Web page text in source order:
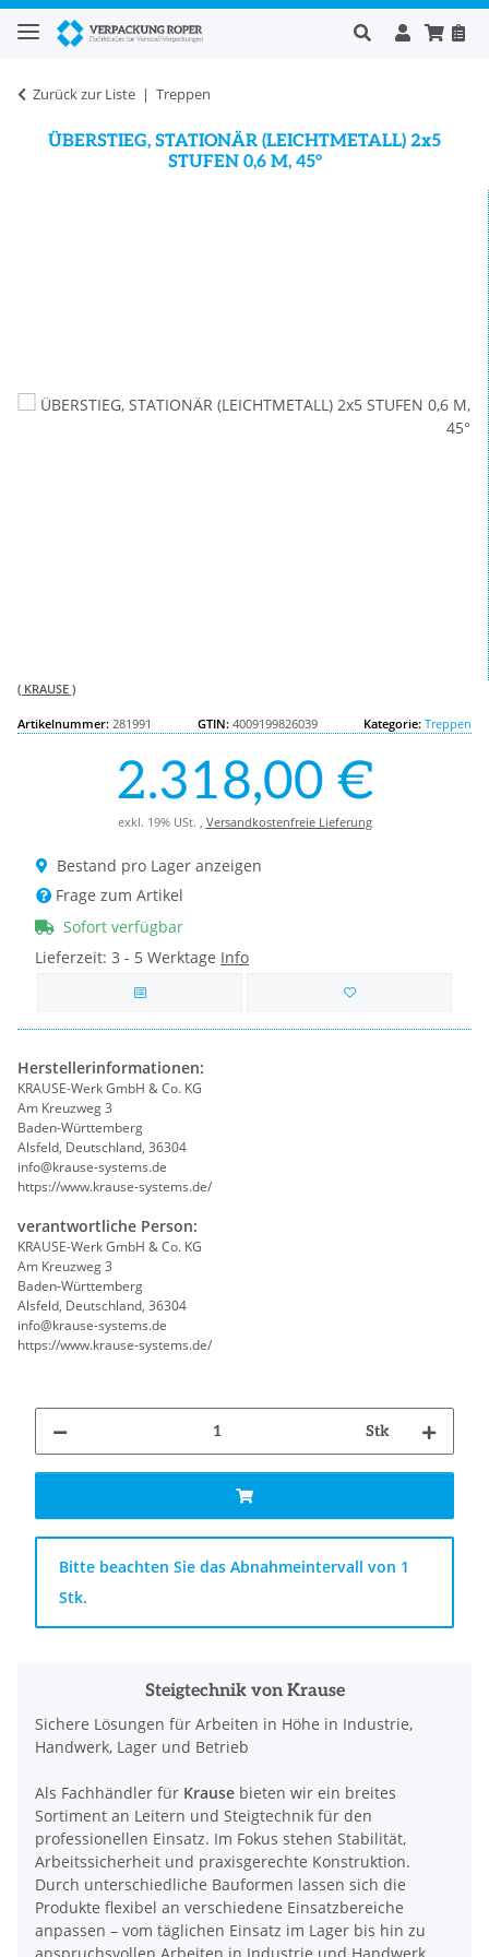
Zurück zur Liste Treppen
ÜBERSTIEG, STATIONÄR (LEICHTMETALL) 2x5
STUFEN 0,6 M, 45°
( KRAUSE )
Artikelnummer: 281991 GTIN: 4009199826039 Kategorie: Treppen
2.318,00 €
exkl. 19% USt. , Versandkostenfreie Lieferung
Bestand pro Lager anzeigen
Frage zum Artikel
Sofort verfügbar
Lieferzeit: 3 - 5 Werktage Info
Herstellerinformationen:
KRAUSE-Werk GmbH & Co. KG
Am Kreuzweg 3
Baden-Württemberg
Alsfeld, Deutschland, 36304
info@krause-systems.de
https://www.krause-systems.de/
verantwortliche Person:
KRAUSE-Werk GmbH & Co. KG
Am Kreuzweg 3
Baden-Württemberg
Alsfeld, Deutschland, 36304
info@krause-systems.de
https://www.krause-systems.de/
Stk
x
Bitte beachten Sie das Abnahmeintervall von 1
Stk.
Steigtechnik von Krause
Sichere Lösungen für Arbeiten in Höhe in Industrie,
Handwerk, Lager und Betrieb
Als Fachhändler für Krause bieten wir ein breites
Sortiment an Leitern und Steigtechnik für den
professionellen Einsatz. Im Fokus stehen Stabilität,
Arbeitssicherheit und praxisgerechte Konstruktion.
Durch unterschiedliche Bauformen lassen sich die
Produkte flexibel an verschiedene Einsatzbereiche
anpassen – vom täglichen Einsatz im Lager bis hin zu
anspruchsvollen Arbeiten in Industrie und Handwerk.